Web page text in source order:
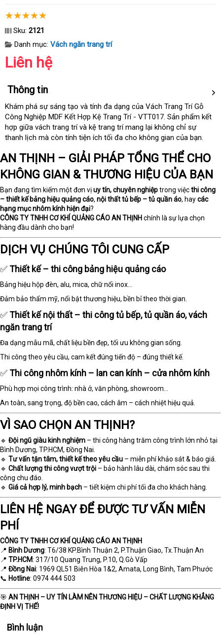
Sku: 2121
Danh mục: Vách ngăn trang trí
Liên hệ
Thông tin
Khám phá sự sáng tạo và tính đa dạng nơi
nào
của Vách Trang Trí Gỗ
Công Nghiệp MDF Kết Hợp Kệ Trang Trí - VTT017tận
nơi
. Sản phẩm kết
hợp giữa vách trang trí và kệ trang trí mang lại không chỉ sự
thanh lịch mà còn tính tiện ích tối đa cho không gian nơi
nào
của bạn.
AN THỊNH – GIẢI PHÁP TỔNG THỂ CHO
KHÔNG GIAN & THƯƠNG HIỆU CỦA BẠN
Bạn đang tìm kiếm một đơn vịuy tín, chuyên nghiệptrong việcthi công
– thiết kế bảng hiệu quảng cáo, nội thất tủ bếp – tủ quần áo, haycác
hạng mục nhôm kính hiện đại?
CÔNG TY TNHH CƠ KHÍ QUẢNG CÁO AN THỊNH chính là sự lựa chọn
hàng đầu dành cho bạn!
DỊCH VỤ CHÚNG TÔI CUNG CẤP
✅Thiết kế – thi công bảng hiệu quảng cáo
Bảng hiệu hộp đèn, alu, mica, chữ nổi inox...
Đảm bảo thẩm mỹ, nổi bật thương hiệu, bền bỉ theo thời gian.
✅Thiết kế nội thất – thi công tủ bếp, tủ quần áo, vách
ngăn trang trí
Đa dạng mẫu mã, chất liệu bền đẹp, tối ưu không gian sống.
Thi công theo yêu cầu, cam kết đúng tiến độ – đúng thiết kế.
✅Thi công nhôm kính – lan can kính – cửa nhôm kính
Phù hợp mọi công trình: nhà ở, văn phòng, showroom…
An toàn, sang trọng, độ bền cao, cách âm – cách nhiệt hiệu quả.
VÌ SAO CHỌN AN THỊNH?
🔹 Đội ngũ giàu kinh nghiệm – thi công hàng trăm công trình lớn nhỏ tại
Bình Dương, TP.HCM, Đồng Nai.
🔹 Tư vấn tận tâm, thiết kế theo yêu cầu – miễn phí khảo sát & báo giá.
🔹 Chất lượng thi công vượt trội – bảo hành lâu dài, chăm sóc sau thi
công chu đáo.
🔹 Giá cả hợp lý, minh bạch – tiết kiệm chi phí tối đa cho khách hàng.
LIÊN HỆ NGAY ĐỂ ĐƯỢC TƯ VẤN MIỄN
PHÍ
CÔNG TY TNHH CƠ KHÍ QUẢNG CÁO AN THỊNH
📍 Bình Dương: T6/38 KP.Bình Thuận 2, P.Thuận Giao, Tx.Thuận An
📍 TP.HCM: 317/10 Quang Trung, P.10, Q.Gò Vấp
📍 Đồng Nai: 1969 QL51 Biên Hòa 1&2, Amata, Long Bình, Tam Phước
📞 Hotline: 0974 444 503
🎯 AN THỊNH – UY TÍN LÀM NÊN THƯƠNG HIỆU – CHẤT LƯỢNG KHẲNG
ĐỊNH VỊ THẾ!
Bình luận